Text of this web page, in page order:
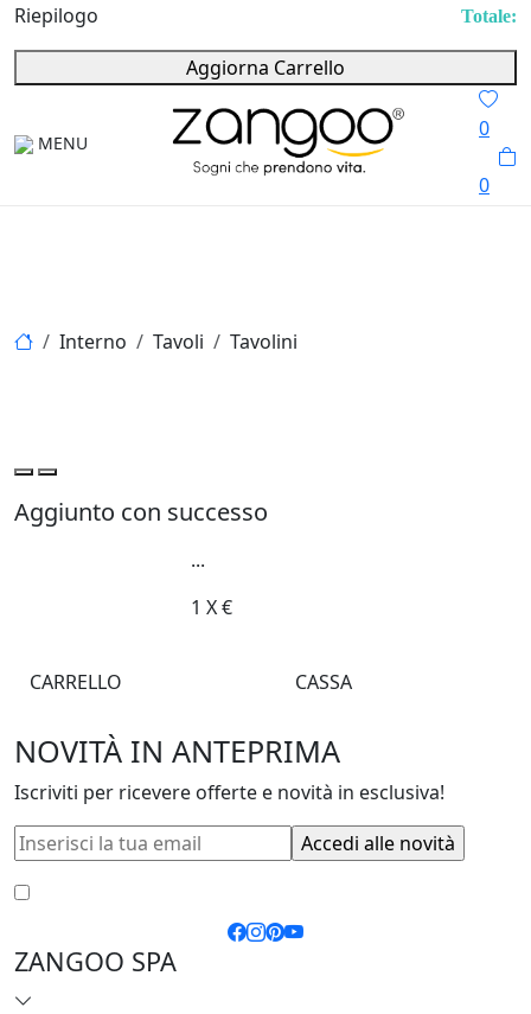
Riepilogo
Totale:
Aggiorna Carrello
MENU
0
0
Interno Tavoli Tavolini
Aggiunto con successo
...
1 X€
CARRELLO CASSA
NOVITÀ IN ANTEPRIMA
Iscriviti per ricevere offerte e novità in esclusiva!
ZANGOO SPA